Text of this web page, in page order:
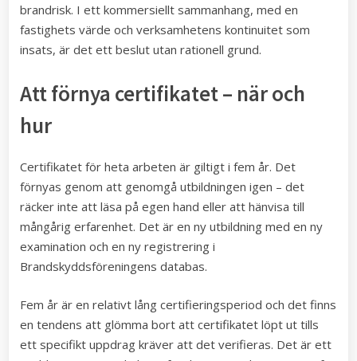
brandrisk. I ett kommersiellt sammanhang, med en
fastighets värde och verksamhetens kontinuitet som
insats, är det ett beslut utan rationell grund.
Att förnya certifikatet – när och
hur
Certifikatet för heta arbeten är giltigt i fem år. Det
förnyas genom att genomgå utbildningen igen – det
räcker inte att läsa på egen hand eller att hänvisa till
mångårig erfarenhet. Det är en ny utbildning med en ny
examination och en ny registrering i
Brandskyddsföreningens databas.
Fem år är en relativt lång certifieringsperiod och det finns
en tendens att glömma bort att certifikatet löpt ut tills
ett specifikt uppdrag kräver att det verifieras. Det är ett